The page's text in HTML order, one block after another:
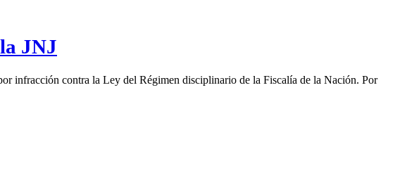
JNJ
infracción contra la Ley del Régimen disciplinario de la Fiscalía de la Nación. Por